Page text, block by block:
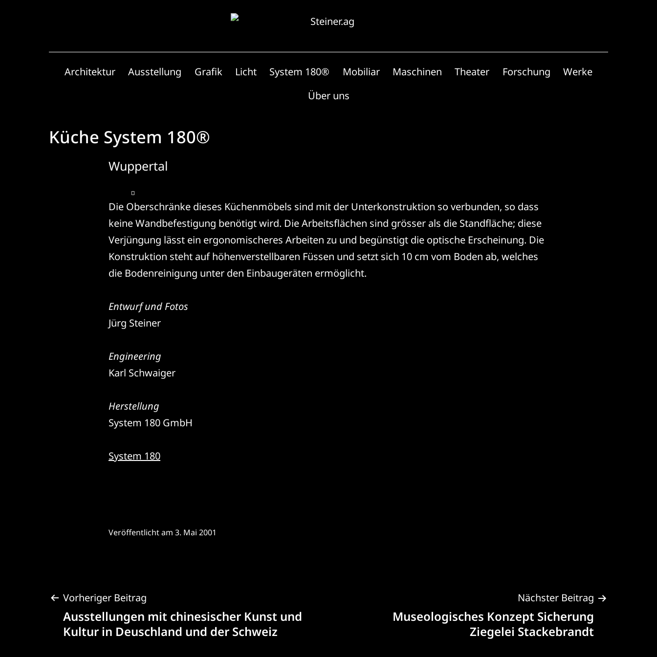
Architektur Ausstellung Grafik Licht System 180® Mobiliar Maschinen Theater Forschung
Werke
Über uns
Küche System 180®
Wuppertal
Die Oberschränke dieses Küchenmöbels sind mit der Unterkonstruktion so verbunden, so dass
keine Wandbefestigung benötigt wird. Die Arbeitsflächen sind grösser als die Standfläche; diese
Verjüngung lässt ein ergonomischeres Arbeiten zu und begünstigt die optische Erscheinung. Die
Konstruktion steht auf höhenverstellbaren Füssen und setzt sich 10 cm vom Boden ab, welches
die Bodenreinigung unter den Einbaugeräten ermöglicht.
Entwurf und Fotos
Jürg Steiner
Engineering
Karl Schwaiger
Herstellung
System 180 GmbH
System 180
Veröffentlicht am 3. Mai 2001
Beitragsnavigation
Vorheriger Beitrag
Ausstellungen mit chinesischer Kunst und
Kultur in Deuschland und der Schweiz
Nächster Beitrag
Museologisches Konzept Sicherung
Ziegelei Stackebrandt